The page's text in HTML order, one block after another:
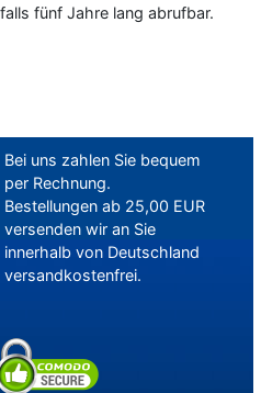
fünf Jahre lang abrufbar.
Bei uns zahlen Sie bequem
per Rechnung.
Bestellungen ab 25,00 EUR
versenden wir an Sie
innerhalb von Deutschland
versandkostenfrei.